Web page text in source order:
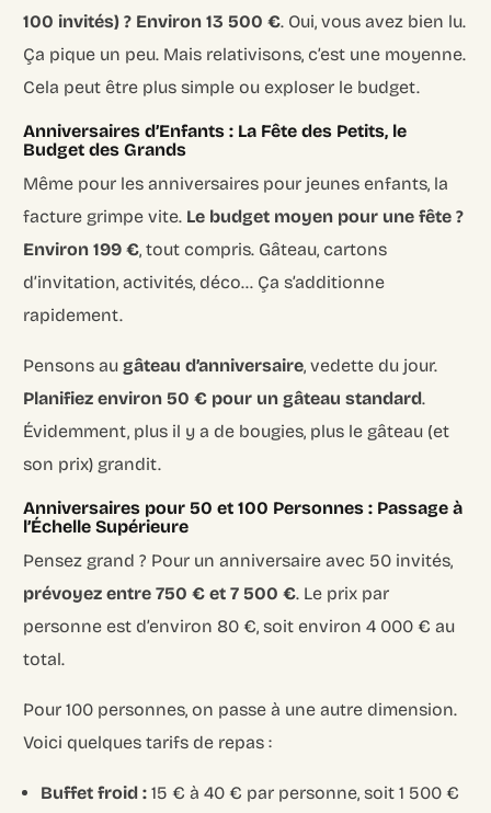
100 invités) ? Environ 13 500 €. Oui, vous avez bien lu.
Ça pique un peu. Mais relativisons, c’est une moyenne.
Cela peut être plus simple ou exploser le budget.
Anniversaires d’Enfants : La Fête des Petits, le
Budget des Grands
Même pour les anniversaires pour jeunes enfants, la
facture grimpe vite. Le budget moyen pour une fête ?
Environ 199 €, tout compris. Gâteau, cartons
d’invitation, activités, déco… Ça s’additionne
rapidement.
Pensons augâteau d’anniversaire, vedette du jour.
Planifiez environ 50 € pour un gâteau standard.
Évidemment, plus il y a de bougies, plus le gâteau (et
son prix) grandit.
Anniversaires pour 50 et 100 Personnes : Passage à
l’Échelle Supérieure
Pensez grand ? Pour un anniversaire avec 50 invités,
prévoyez entre 750 € et 7 500 €. Le prix par
personne est d’environ 80 €, soit environ 4 000 € au
total.
Pour 100 personnes, on passe à une autre dimension.
Voici quelques tarifs de repas :
Buffet froid : 15 € à 40 € par personne, soit 1 500 €